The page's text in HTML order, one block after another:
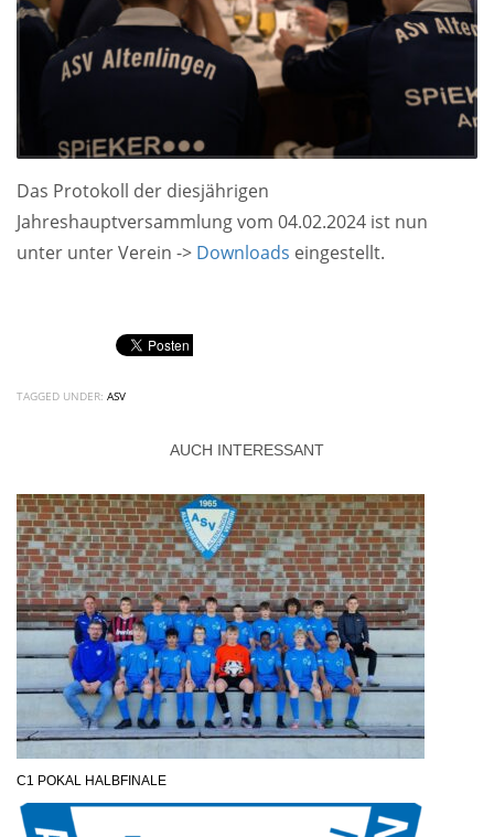
Das Protokoll der diesjährigen
Jahreshauptversammlung vom 04.02.2024 ist nun
unter unter Verein -> Downloads eingestellt.
TAGGED UNDER: ASV
AUCH INTERESSANT
C1 POKAL HALBFINALE